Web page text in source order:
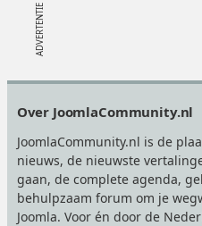
Over JoomlaCommunity.nl
JoomlaCommunity.nl is de
nieuws, de nieuwste
gaan, de complete agenda,
behulpzaam forum om je
Joomla. Voor én door de